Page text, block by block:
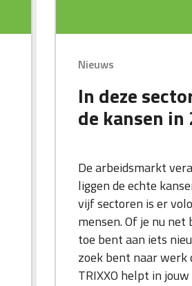
Nieuws
In deze
de kansen in
De arbeidsmarkt
liggen de echte
vijf sectoren is er
mensen. Of je nu
toe bent aan iets
zoek bent naar
TRIXXO helpt in